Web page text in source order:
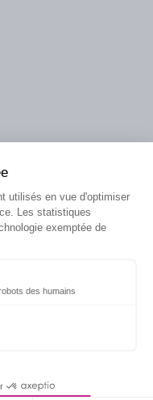
PARKING
?
de confidentialité
utilisés en vue d'optimiser
Les statistiques
exemptée de
des humains